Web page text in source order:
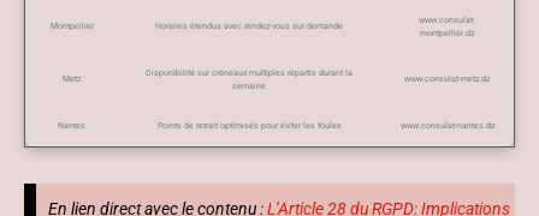
Montpellier Horaires étendus avec rendez-vous sur demande
www.consulat-
montpellier.dz
Metz
Disponibilité sur créneaux multiples répartis durant la
semaine
www.consulat-metz.dz
Nantes Points de retrait optimisés pour éviter les foules www.consulat-nantes.dz
En lien direct avec le contenu :L’Article 28 du RGPD: Implications